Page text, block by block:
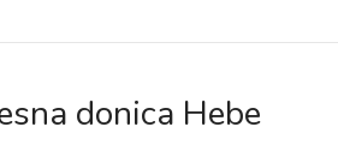
donica Hebe